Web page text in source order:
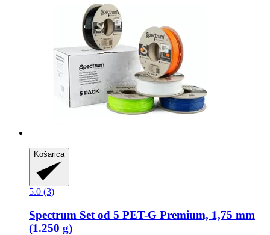
Košarica
5.0 (3)
Spectrum Set od 5 PET-​G Premium, 1,75 mm
(1.250 g)